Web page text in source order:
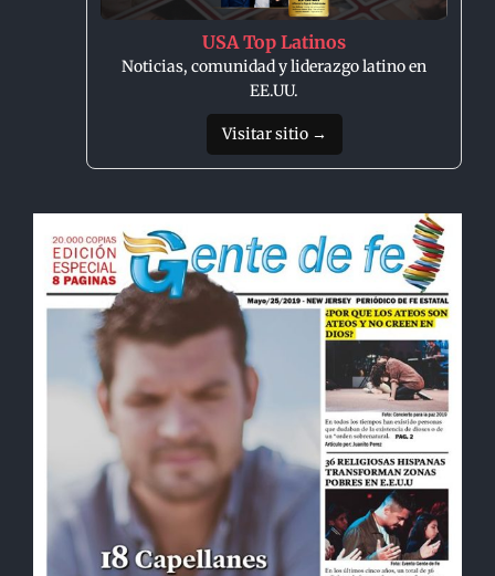
USA Top Latinos
Noticias, comunidad y liderazgo latino en
EE.UU.
Visitar sitio →